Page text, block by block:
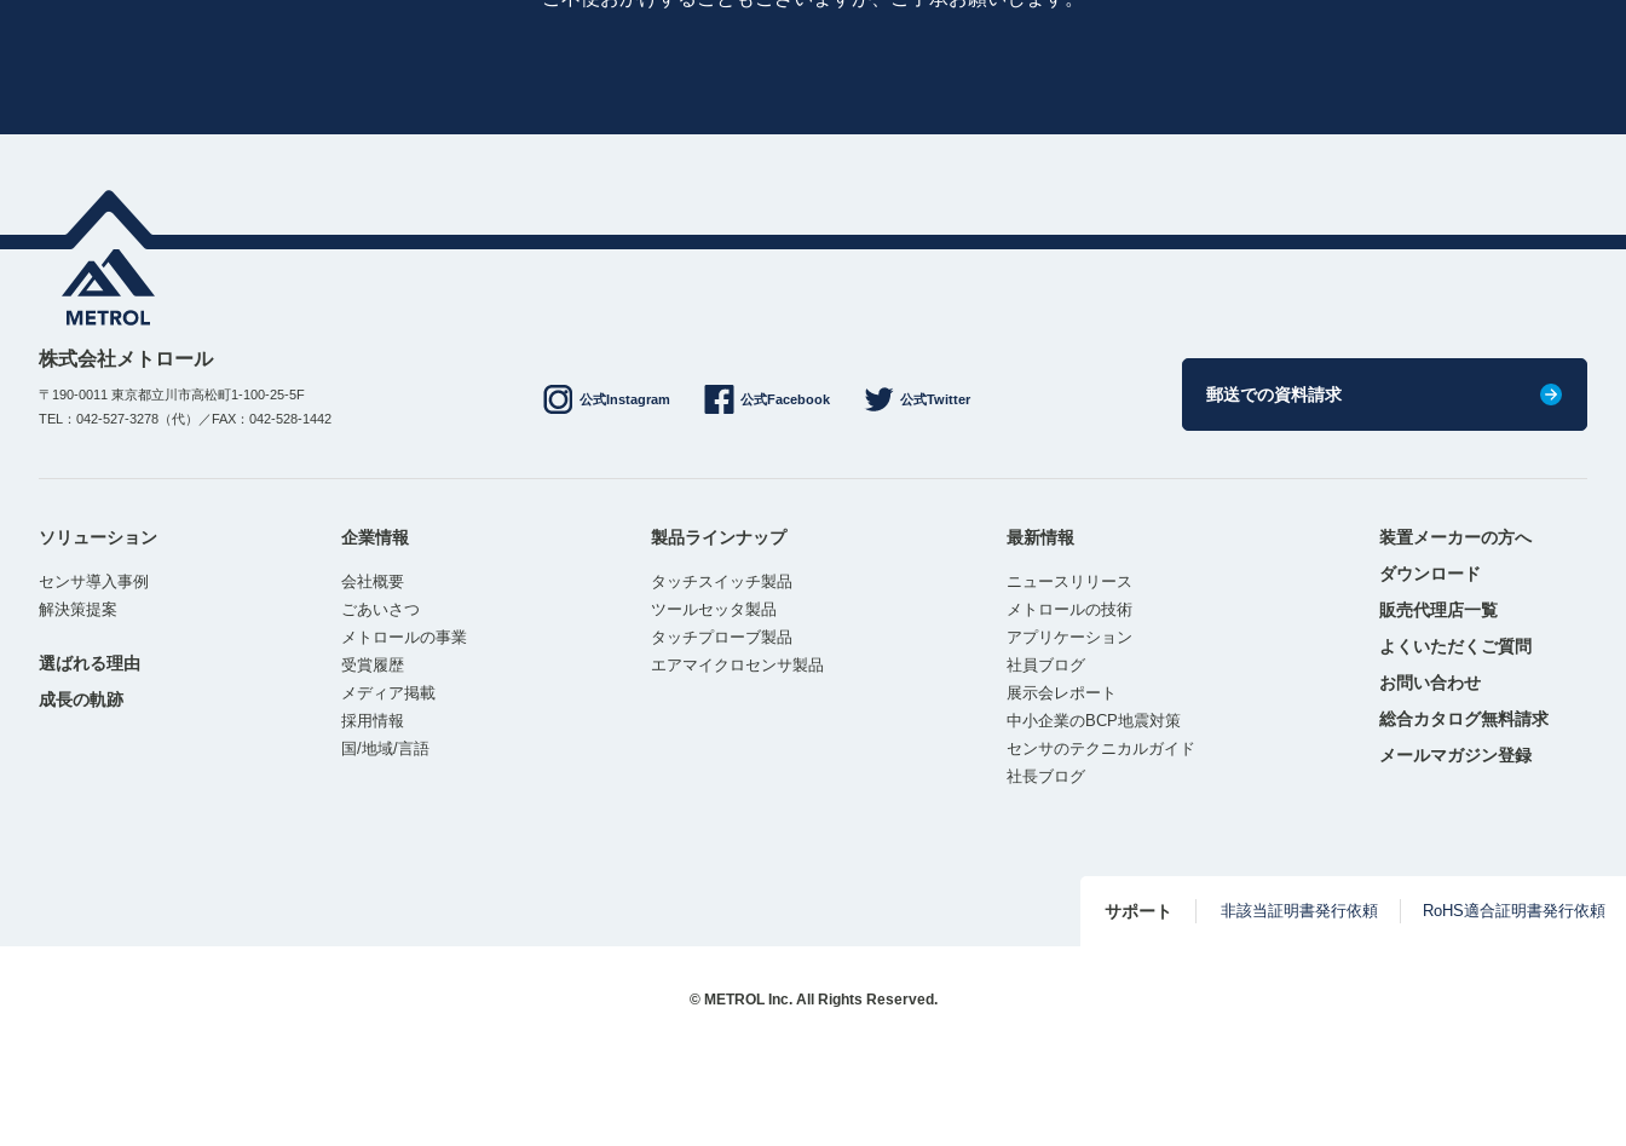
株式会社メトロール
〒190-0011 東京都立川市高松町1-100-25-5F
TEL：042-527-3278（代）／FAX：042-528-1442
公式Instagram 公式Facebook 公式Twitter 郵送での資料請求
ソリューション
センサ導入事例
解決策提案
選ばれる理由
成長の軌跡
企業情報
会社概要
ごあいさつ
メトロールの事業
受賞履歴
メディア掲載
採用情報
国/地域/言語
製品ラインナップ
タッチスイッチ製品
ツールセッタ製品
タッチプローブ製品
エアマイクロセンサ製品
最新情報
ニュースリリース
メトロールの技術
アプリケーション
社員ブログ
展示会レポート
中小企業のBCP地震対策
センサのテクニカルガイド
社長ブログ
装置メーカーの方へ
ダウンロード
販売代理店一覧
よくいただくご質問
お問い合わせ
総合カタログ無料請求
メールマガジン登録
サポート 非該当証明書発行依頼 RoHS適合証明書発行依頼
© METROL Inc. All Rights Reserved.